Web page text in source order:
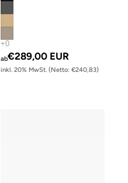
ab€289,00 EUR
inkl. 20% MwSt. (Netto: €240,83)